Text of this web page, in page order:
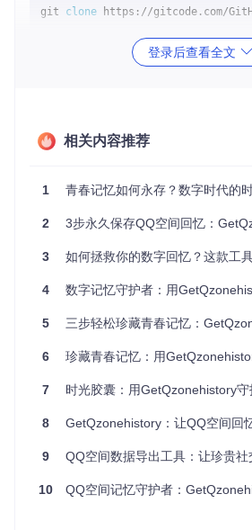
git clone
：执行命令后，会在当前目
zonehistory"的文件夹，里面包含所有必
💡实用技巧：虚拟环境就像一个隔离的
扰它的运行。
3. 激活环境并安装依赖
根据你的操作系统，选择相应的命令激
# Linux/macOS用户
激活成功后，终端会显示"(myenv)"前
登录后查看全文
相关内容推荐
1 青春记忆如何永存？数字时代的时光
2 3步永久保存QQ空间回忆：
3 如何拯救你的数字回忆？这款工具让
4 数字记忆守护者：用GetQzonehistory永
5 三步轻松珍藏青春记忆：GetQzonehistory
6 珍藏青春记忆：用GetQzonehistory
7 时光胶囊：用GetQzonehistory
8 GetQzonehistory：让QQ空间回
9 QQ空间数据导出工具：让珍贵社交记
10 QQ空间记忆守护者：